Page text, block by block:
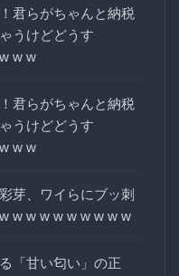
君らがちゃんと納税
うけどどうす
w w
君らがちゃんと納税
うけどどうす
w w
芽、ワイらにブッ刺
w w w w w w w w w
「甘い匂い」の正